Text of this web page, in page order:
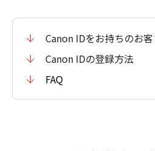
Canon IDをお持ちのお
Canon IDの登録方法
FAQ